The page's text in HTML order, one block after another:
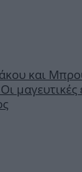
και
μαγευτικές